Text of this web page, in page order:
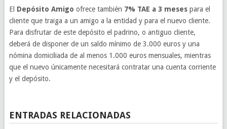
El Depósito Amigo ofrece también 7% TAE a 3 mesespara el
cliente que traiga a un amigo a la entidad y para el nuevo cliente.
Para disfrutar de este depósito el padrino, o antiguo cliente,
deberá de disponer de un saldo mínimo de 3.000 euros y una
nómina domiciliada de al menos 1.000 euros mensuales, mientras
que el nuevo únicamente necesitará contratar una cuenta corriente
y el depósito.
ENTRADAS RELACIONADAS